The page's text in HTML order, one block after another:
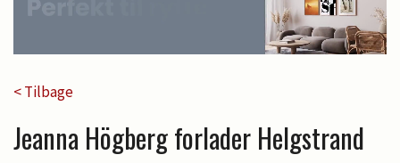
< Tilbage
Jeanna Högberg forlader Helgstrand